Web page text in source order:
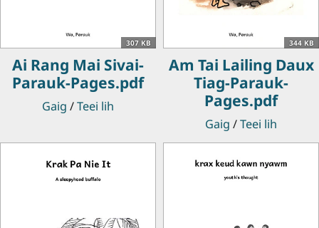
307 KB
Ai Rang Mai Sivai-
Parauk-Pages.pdf
Gaig /Teei lih
344 KB
Am Tai Lailing Daux
Tiag-Parauk-
Pages.pdf
Gaig /Teei lih